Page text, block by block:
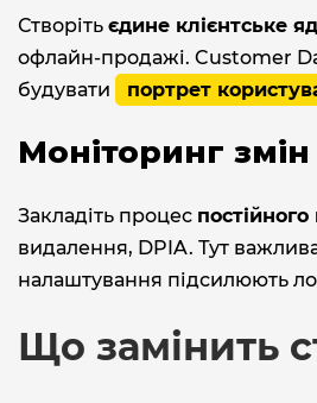
Створіть єдине клієнтське
офлайн‑продажі. Customer
будувати
портрет
Моніторинг
Закладіть процес
видалення, DPIA. Тут
налаштування підсилюють
Що замінить